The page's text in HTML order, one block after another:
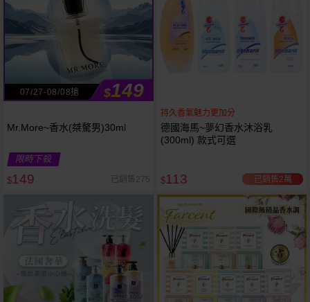
07/27-08/08搶 $149
Mr.More~香水(桀驁男)30ml
限時下殺
$149 已銷售275
持久香氣魅力更加分
德國海馬~夢幻香水沐浴乳
(300ml) 款式可選
$113 已銷售2萬